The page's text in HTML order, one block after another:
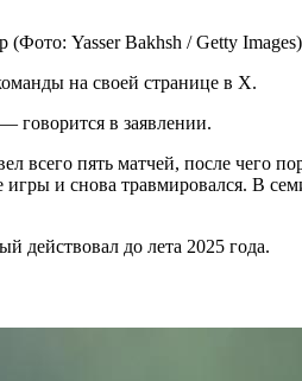
(Фото: Yasser Bakhsh / Getty Images)
на своей странице в Х.
говорится в заявлении.
всего пять матчей, после чего
и снова травмировался. В
действовал до лета 2025 года.